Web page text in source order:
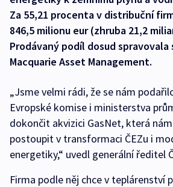
Za 55,21 procenta v distribuční
846,5 milionu eur (zhruba 21,2
Prodávaný podíl dosud
Macquarie Asset Management.
„Jsme velmi rádi, že se nám
Evropské komise i ministerstva
dokončit akvizici GasNet, která
postoupit v transformaci ČEZu i
energetiky,“ uvedl generální ředitel
Firma podle něj chce v teplárenství